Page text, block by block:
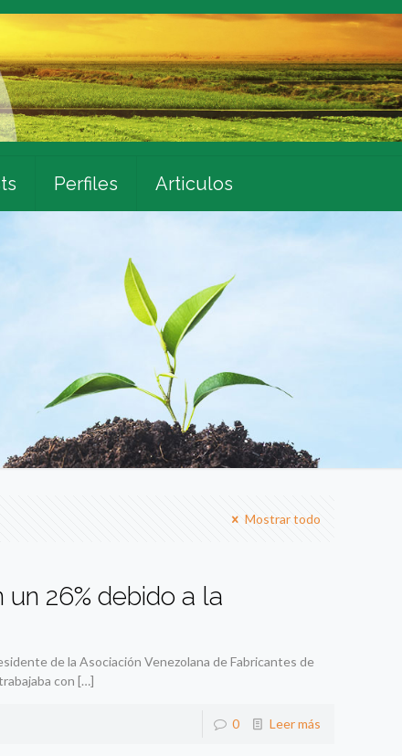
Perfiles Articulos
Mostrar todo
26% debido a la
de la Asociación Venezolana de Fabricantes de
con […]
0 Leer más